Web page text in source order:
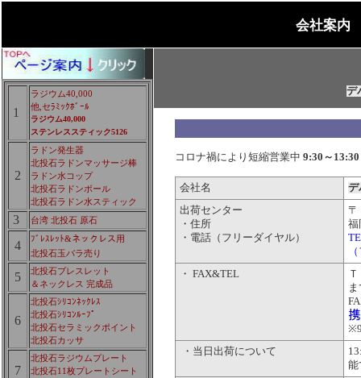
会社案内
1
ラジウム40,000
他,セﾗﾐｯｸﾎﾞｰﾙ
ラジウム40,000
ステンレススティック5126
2
ラドン発生器
北投石ラドンマッサージ棒
ラドン水コップ
北投石ラドンボール
北投石ラドン水スティック
3 台湾 北投石 原石
4
ﾌﾞﾚｽﾚｯﾄ&ネックレス用
北投石玉バラ売り
5
北投石ブレスレット
＆ネックレス 完成品
6
北投石ｼﾘｺﾝﾈｯｸﾚｽ
北投石ｼﾘｺﾝﾙｰﾌﾟ
北投石セラミックポイント
北投石カッサ
7
北投石ラジウムプレート
北投石11枚プレートシート
デ
コロナ禍により 短縮営業中 9:30～
会社名
デ
出荷センター
・住所
・電話（フリーダイヤル）
〒
福
・ FAX&TEL
・当日出荷について
能